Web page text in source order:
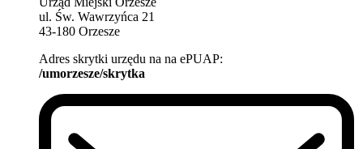
ul. Św. Wawrzyńca 21
43-180 Orzesze
Adres skrytki urzędu na na ePUAP:
/umorzesze/skrytka